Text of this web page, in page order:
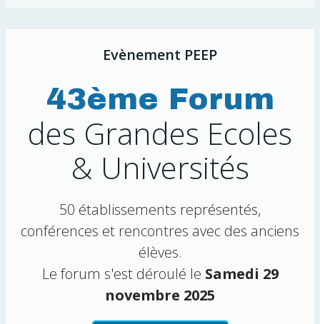
Evènement PEEP
43ème Forum
des Grandes Ecoles
& Universités
50 établissements représentés,
conférences et rencontres avec des anciens
élèves.
Le forum s'est déroulé le Samedi 29
novembre 2025